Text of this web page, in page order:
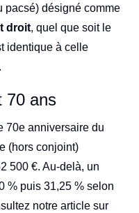
pacsé) désigné comme
droit, quel que soit le
identique à celle
70 ans
70e anniversaire du
(hors conjoint)
500 €. Au-delà, un
% puis 31,25 % selon
notre article sur